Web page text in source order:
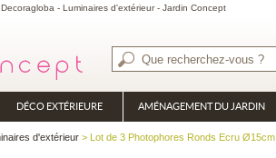
- Luminaires d'extérieur - Jardin Concept
DÉCO EXTÉRIEURE AMÉNAGEMENT DU JARDIN
d'extérieur > Lot de 3 Photophores Ronds Ecru Ø15cm